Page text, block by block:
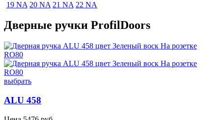
19 NA 20 NA 21 NA 22 NA
Дверные ручки ProfilDoors
выбрать
ALU 458